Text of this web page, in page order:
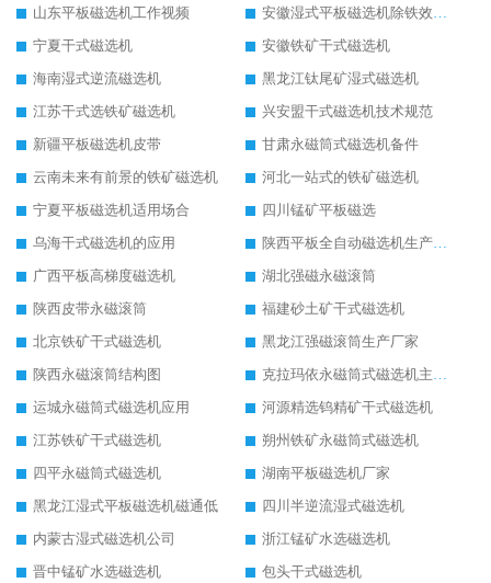
山东平板磁选机工作视频
安徽湿式平板磁选机除铁效果怎么样
宁夏干式磁选机
安徽铁矿干式磁选机
海南湿式逆流磁选机
黑龙江钛尾矿湿式磁选机
江苏干式选铁矿磁选机
兴安盟干式磁选机技术规范
新疆平板磁选机皮带
甘肃永磁筒式磁选机备件
云南未来有前景的铁矿磁选机
河北一站式的铁矿磁选机
宁夏平板磁选机适用场合
四川锰矿平板磁选
乌海干式磁选机的应用
陕西平板全自动磁选机生产厂家
广西平板高梯度磁选机
湖北强磁永磁滚筒
陕西皮带永磁滚筒
福建砂土矿干式磁选机
北京铁矿干式磁选机
黑龙江强磁滚筒生产厂家
陕西永磁滚筒结构图
克拉玛依永磁筒式磁选机主要技术参数
运城永磁筒式磁选机应用
河源精选钨精矿干式磁选机
江苏铁矿干式磁选机
朔州铁矿永磁筒式磁选机
四平永磁筒式磁选机
湖南平板磁选机厂家
黑龙江湿式平板磁选机磁通低
四川半逆流湿式磁选机
内蒙古湿式磁选机公司
浙江锰矿水选磁选机
晋中锰矿水选磁选机
包头干式磁选机